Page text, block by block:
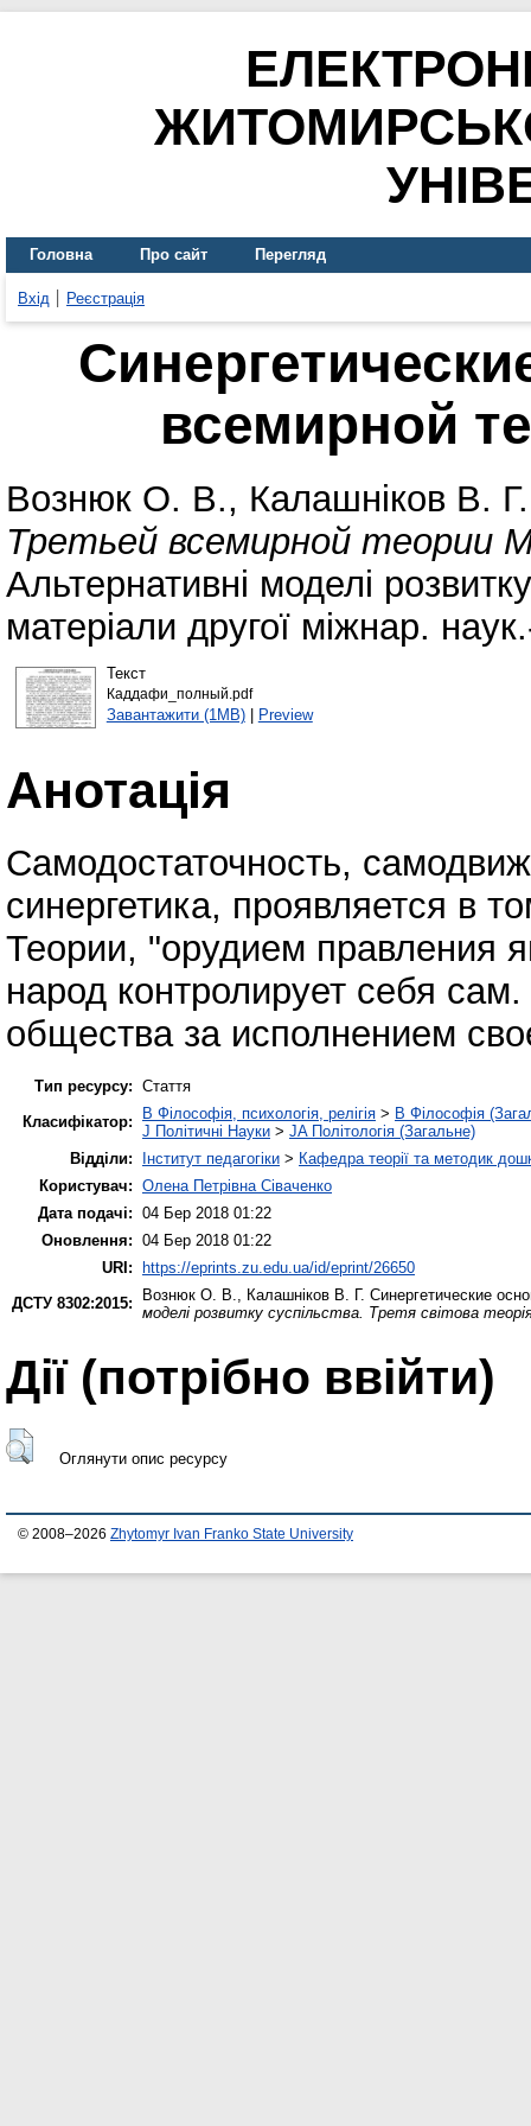
Головна Про сайт Перегляд
Вхід Реєстрація
всемирной
Вознюк О. В., Калашніков В. Г.
Третьей всемирной теории
Альтернативні моделі
матеріали другої міжнар.
Текст
Каддафи_полный.pdf
Завантажити (1MB)| Preview
Анотація
Самодостаточность,
синергетика, проявляется в
Теории, "орудием правления
народ контролирует себя
общества за исполнением
Тип ресурсу: Стаття
Класифікатор:
B Філософія, психологія, релігія > B Філософія
J Політичні Науки > JA Політологія (Загальне)
Відділи:
Інститут педагогіки > Кафедра теорії та методик
Користувач: Олена Петрівна Сіваченко
Дата подачі: 04 Бер 2018 01:22
Оновлення: 04 Бер 2018 01:22
URI: https://eprints.zu.edu.ua/id/eprint/26650
ДСТУ 8302:2015:
Вознюк О. В. Калашніков В. Г. Синергетические
моделі розвитку суспільства. Третя світова
Дії ​​(потрібно ввійти)
Оглянути опис ресурсу
© 2008–2026 Zhytomyr Ivan Franko State University